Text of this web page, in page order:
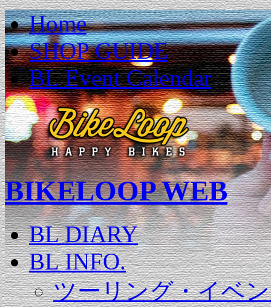
Home
SHOP GUIDE
BL Event Calendar
BIKELOOP WEB
BL DIARY
BL INFO.
ツーリング・イベ